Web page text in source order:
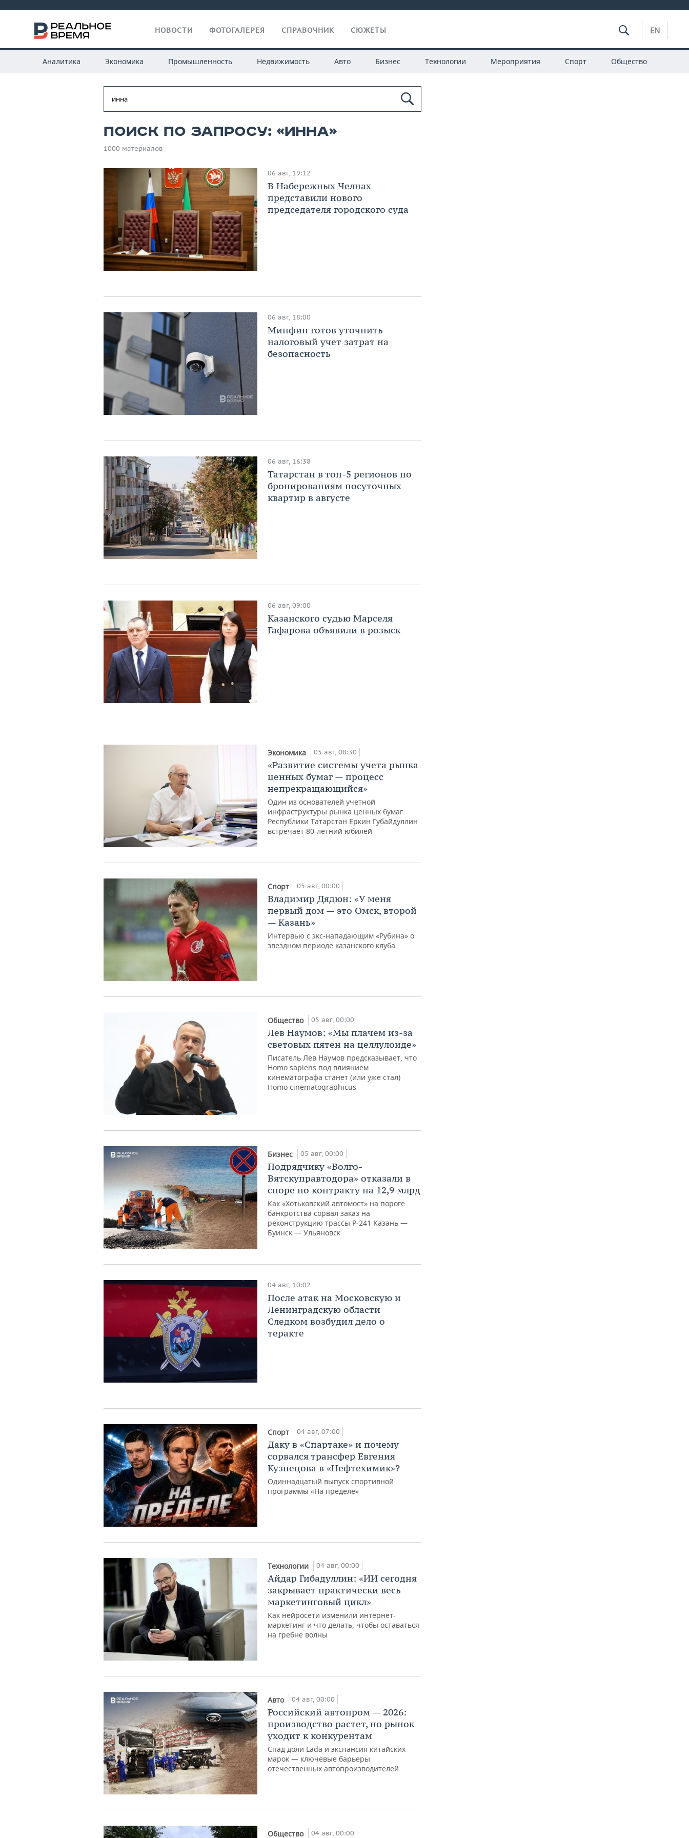
НОВОСТИ ФОТОГАЛЕРЕЯ СПРАВОЧНИК СЮЖЕТЫ EN
Аналитика Экономика Промышленность Недвижимость Авто Бизнес Технологии Мероприятия Спорт Общество
Поиск по запросу: «инна»
1000 материалов
06 авг, 19:12
В Набережных Челнах
представили нового
председателя городского суда
06 авг, 18:00
Минфин готов уточнить
налоговый учет затрат на
безопасность
06 авг, 16:38
Татарстан в топ-5 регионов по
бронированиям посуточных
квартир в августе
06 авг, 09:00
Казанского судью Марселя
Гафарова объявили в розыск
Экономика 05 авг, 08:30
«Развитие системы учета рынка
ценных бумаг — процесс
непрекращающийся»
Один из основателей учетной
инфраструктуры рынка ценных бумаг
Республики Татарстан Еркин Губайдуллин
встречает 80-летний юбилей
Спорт 05 авг, 00:00
Владимир Дядюн: «У меня
первый дом — это Омск, второй
— Казань»
Интервью с экс-нападающим «Рубина» о
звездном периоде казанского клуба
Общество 05 авг, 00:00
Лев Наумов: «Мы плачем из-за
световых пятен на целлулоиде»
Писатель Лев Наумов предсказывает, что
Homo sapiens под влиянием
кинематографа станет (или уже стал)
Homo cinematographicus
Бизнес 05 авг, 00:00
Подрядчику «Волго-
Вятскуправтодора» отказали в
споре по контракту на 12,9 млрд
Как «Хотьковский автомост» на пороге
банкротства сорвал заказ на
реконструкцию трассы Р‑241 Казань —
Буинск — Ульяновск
04 авг, 10:02
После атак на Московскую и
Ленинградскую области
Следком возбудил дело о
теракте
Спорт 04 авг, 07:00
Даку в «Спартаке» и почему
сорвался трансфер Евгения
Кузнецова в «Нефтехимик»?
Одиннадцатый выпуск спортивной
программы «На пределе»
Технологии 04 авг, 00:00
Айдар Гибадуллин: «ИИ сегодня
закрывает практически весь
маркетинговый цикл»
Как нейросети изменили интернет-
маркетинг и что делать, чтобы оставаться
на гребне волны
Авто 04 авг, 00:00
Российский автопром — 2026:
производство растет, но рынок
уходит к конкурентам
Спад доли Lada и экспансия китайских
марок — ключевые барьеры
отечественных автопроизводителей
Общество 04 авг, 00:00